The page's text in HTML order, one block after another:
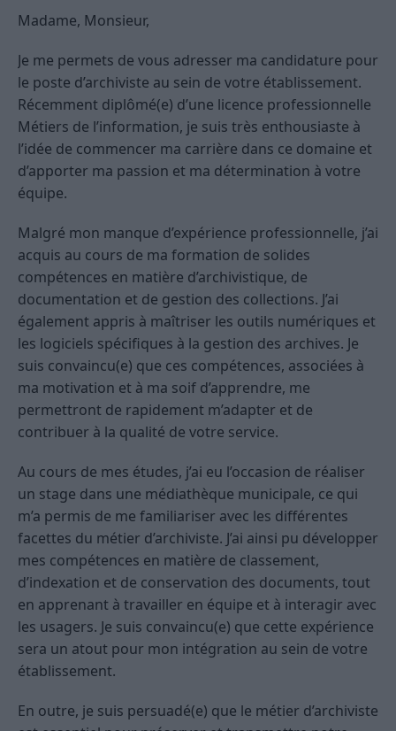
Madame, Monsieur,
Je me permets de vous adresser ma candidature pour
le poste d’archiviste au sein de votre établissement.
Récemment diplômé(e) d’une licence professionnelle
Métiers de l’information, je suis très enthousiaste à
l’idée de commencer ma carrière dans ce domaine et
d’apporter ma passion et ma détermination à votre
équipe.
Malgré mon manque d’expérience professionnelle, j’ai
acquis au cours de ma formation de solides
compétences en matière d’archivistique, de
documentation et de gestion des collections. J’ai
également appris à maîtriser les outils numériques et
les logiciels spécifiques à la gestion des archives. Je
suis convaincu(e) que ces compétences, associées à
ma motivation et à ma soif d’apprendre, me
permettront de rapidement m’adapter et de
contribuer à la qualité de votre service.
Au cours de mes études, j’ai eu l’occasion de réaliser
un stage dans une médiathèque municipale, ce qui
m’a permis de me familiariser avec les différentes
facettes du métier d’archiviste. J’ai ainsi pu développer
mes compétences en matière de classement,
d’indexation et de conservation des documents, tout
en apprenant à travailler en équipe et à interagir avec
les usagers. Je suis convaincu(e) que cette expérience
sera un atout pour mon intégration au sein de votre
établissement.
En outre, je suis persuadé(e) que le métier d’archiviste